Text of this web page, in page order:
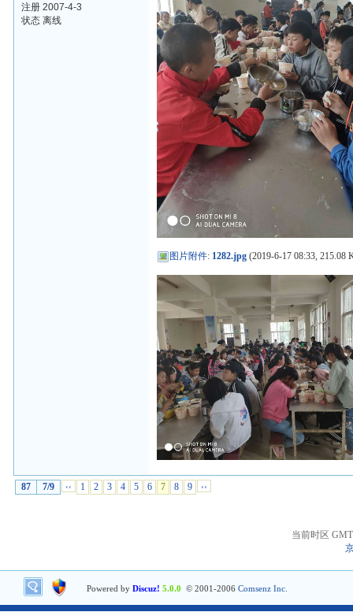
注册 2007-4-3
状态 离线
图片附件: 1282.jpg (2019-6-17 08:33, 215.08
87 7/9 ‹‹ 1 2 3 4 5 6 7 8 9 ››
当前时区
Powered by Discuz! 5.0.0 © 2001-2006 Comsenz Inc.